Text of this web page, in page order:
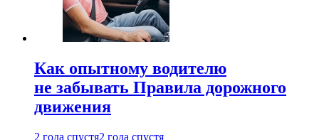
Как опытному водителю
не забывать Правила дорожного
движения
2 года спустя2 года спустя